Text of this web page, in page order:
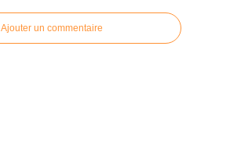
Ajouter un commentaire